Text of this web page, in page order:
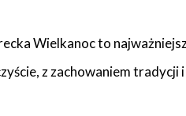
Wielkanoc to
z zachowaniem